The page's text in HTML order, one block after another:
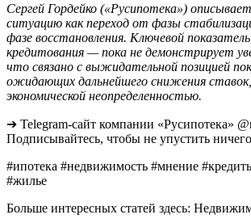
Сергей Гордейко («Русипотека»)
ситуацию как переход от фазы
фазе восстановления. Ключевой
кредитования — пока не демонстрирует
что связано с выжидательной позицией
ожидающих дальнейшего снижения
экономической неопределенностью.
➔ Telegram-сайт компании «Русипотека»
Подписывайтесь, чтобы не упустить
#ипотека #недвижимость #мнение
#жилье
Больше интересных статей здесь: